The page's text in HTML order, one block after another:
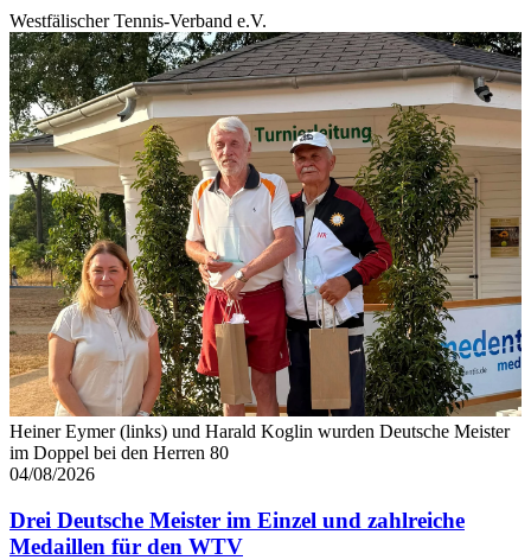
Westfälischer Tennis-Verband e.V.
Heiner Eymer (links) und Harald Koglin wurden Deutsche Meister
im Doppel bei den Herren 80
04/08/2026
Drei Deutsche Meister im Einzel und zahlreiche
Medaillen für den WTV